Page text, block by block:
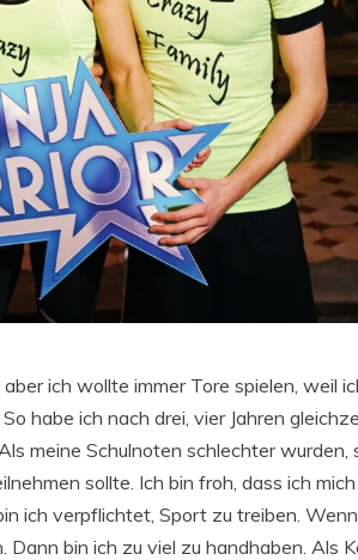
ich wollte immer Tore spielen, weil
habe ich nach drei, vier Jahren
meine Schulnoten schlechter wurden,
sollte. Ich bin froh, dass ich
ich verpflichtet, Sport zu treiben.
bin ich zu viel zu handhaben. Als